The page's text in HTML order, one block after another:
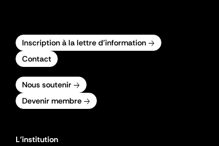
Inscription à la lettre d'information
Contact
Nous soutenir
Devenir membre
L'institution